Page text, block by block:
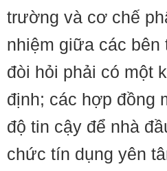
trường và cơ chế
nhiệm giữa các bên
đòi hỏi phải có một
định; các hợp đồng
độ tin cậy để nhà
chức tín dụng yên